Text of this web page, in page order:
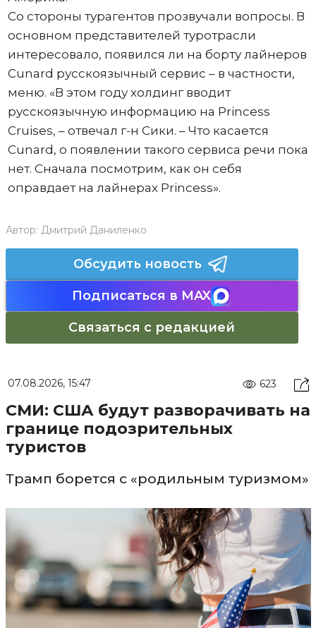
Со стороны турагентов прозвучали вопросы. В
основном представителей туротрасли
интересовало, появился ли на борту лайнеров
Cunard русскоязычный сервис – в частности,
меню. «В этом году холдинг вводит
русскоязычную информацию на Princess
Cruises, – отвечал г-н Сики. – Что касается
Cunard, о появлении такого сервиса речи пока
нет. Сначала посмотрим, как он себя
оправдает на лайнерах Princess».
Автор: Дмитрий Даниленко
Обсудить новость
Подписаться в MAX
Связаться с редакцией
07.08.2026, 15:47 623
СМИ: США будут разворачивать на
границе подозрительных
туристов
Трамп борется с «родильным туризмом»